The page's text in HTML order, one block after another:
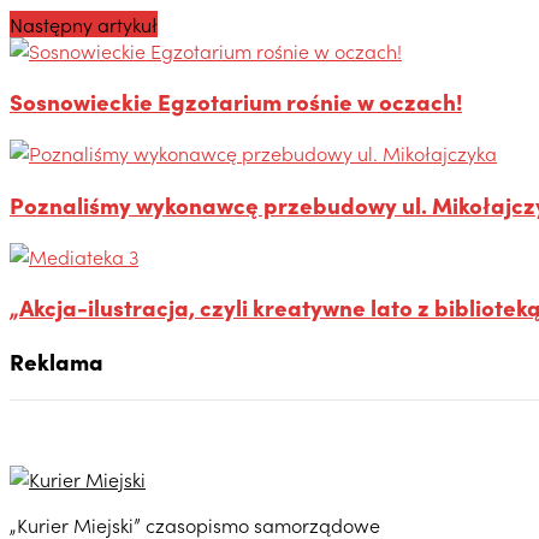
Następny artykuł
Sosnowieckie Egzotarium rośnie w oczach!
Poznaliśmy wykonawcę przebudowy ul.
„Akcja-ilustracja, czyli kreatywne lato z
Reklama
„Kurier Miejski” czasopismo samorządowe